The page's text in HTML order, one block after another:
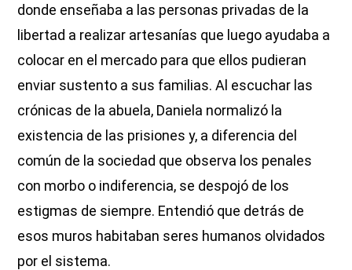
donde enseñaba a las personas privadas de la
libertad a realizar artesanías que luego ayudaba a
colocar en el mercado para que ellos pudieran
enviar sustento a sus familias. Al escuchar las
crónicas de la abuela, Daniela normalizó la
existencia de las prisiones y, a diferencia del
común de la sociedad que observa los penales
con morbo o indiferencia, se despojó de los
estigmas de siempre. Entendió que detrás de
esos muros habitaban seres humanos olvidados
por el sistema.